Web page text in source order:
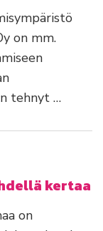
on mm.
tehnyt …
kertaa
on